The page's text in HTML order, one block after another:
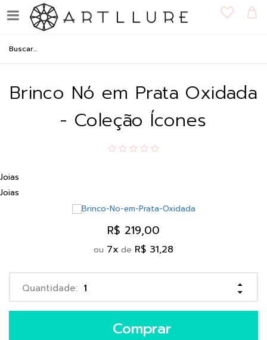
Brinco Nó em Prata Oxidada
- Coleção Ícones
Joias
Joias
R$ 219,00
ou 7x de R$ 31,28
Comprar